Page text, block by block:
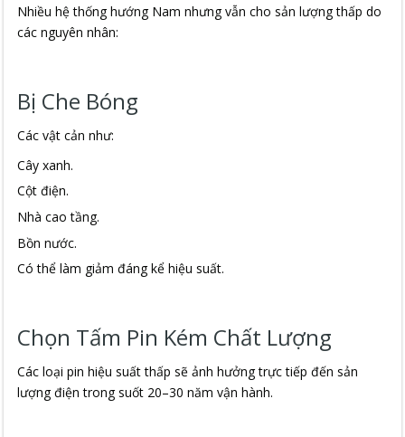
Nhiều hệ thống hướng Nam nhưng vẫn cho sản lượng thấp do
các nguyên nhân:
Bị Che Bóng
Các vật cản như:
Cây xanh.
Cột điện.
Nhà cao tầng.
Bồn nước.
Có thể làm giảm đáng kể hiệu suất.
Chọn Tấm Pin Kém Chất Lượng
Các loại pin hiệu suất thấp sẽ ảnh hưởng trực tiếp đến sản
lượng điện trong suốt 20–30 năm vận hành.